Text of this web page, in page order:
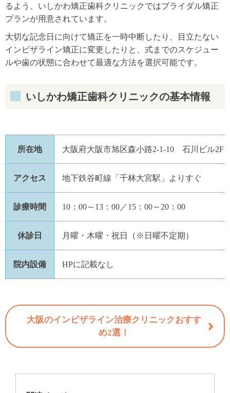
るよう、いしかわ矯正歯科クリニックではブライダル矯正
プランが用意されています。
大切な記念日に向けて矯正を一時中断したり、目立たない
インビザライン矯正に変更したりと、式までのスケジュー
ルや歯の状態に合わせて最適な方法を選択可能です。
いしかわ矯正歯科クリニックの基本情報
所在地 大阪府大阪市旭区森小路2-1-10 石川ビル2F
アクセス 地下鉄谷町線「千林大宮駅」よりすぐ
診療時間 10：00～13：00／15：00～20：00
休診日 月曜・木曜・祝日（※日曜不定期）
院内設備 HPに記載なし
大阪のインビザライン治療クリニックおすす
め2選！